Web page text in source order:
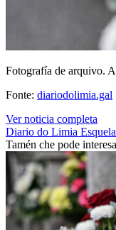
Fotografía de arquivo.
Fonte: diariodolimia.gal
Ver noticia completa
Diario do Limia
Tamén che pode